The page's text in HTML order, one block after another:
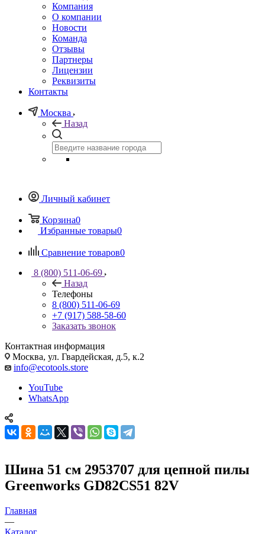
Компания
О компании
Новости
Команда
Отзывы
Партнеры
Лицензии
Реквизиты
Контакты
Москва
Назад
Личный кабинет
Корзина0
Избранные товары0
Сравнение товаров0
8 (800) 511-06-69
Назад
Телефоны
8 (800) 511-06-69
+7 (917) 588-58-60
Заказать звонок
Контактная информация
Москва, ул. Гвардейская, д.5, к.2
info@ecotools.store
YouTube
WhatsApp
Шина 51 см 2953707 для цепной пилы
Greenworks GD82CS51 82V
Главная
—
Каталог